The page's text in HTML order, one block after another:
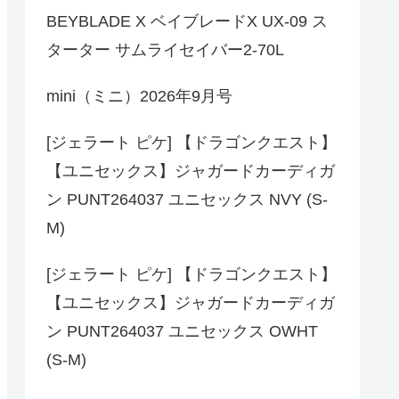
BEYBLADE X ベイブレードX UX-09 ス
ターター サムライセイバー2-70L
mini（ミニ）2026年9月号
[ジェラート ピケ] 【ドラゴンクエスト】
【ユニセックス】ジャガードカーディガ
ン PUNT264037 ユニセックス NVY (S-
M)
[ジェラート ピケ] 【ドラゴンクエスト】
【ユニセックス】ジャガードカーディガ
ン PUNT264037 ユニセックス OWHT
(S-M)